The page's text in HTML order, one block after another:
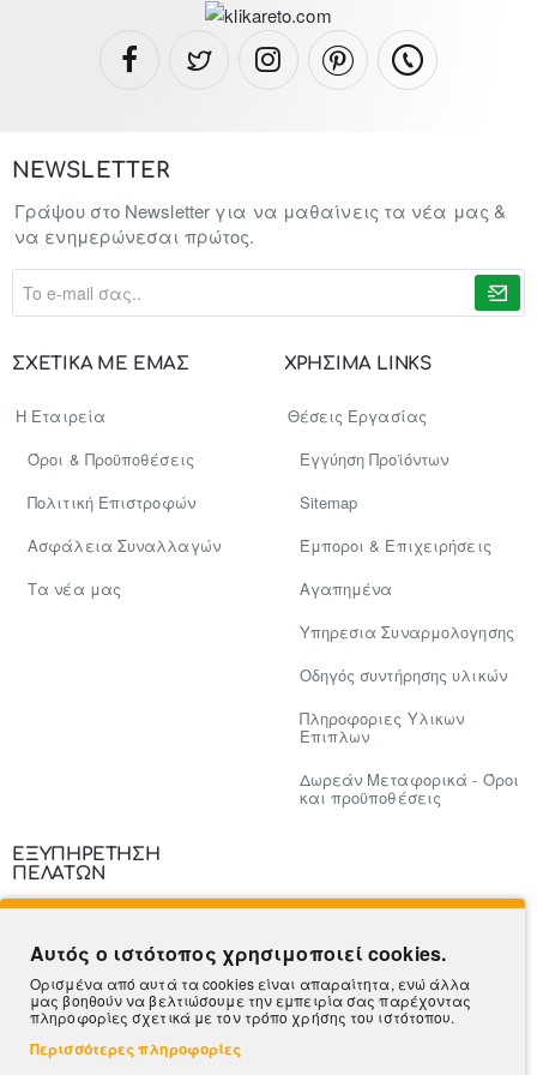
ΣΧΕΤΙΚΑ ΜΕ ΕΜΑΣ
Η Εταιρεία
Όροι & Προϋποθέσεις
Πολιτική Επιστροφών
Ασφάλεια Συναλλαγών
Tα νέα μας
ΧΡΗΣΙΜΑ LINKS
Θέσεις Εργασίας
Εγγύηση Προϊόντων
Sitemap
Έμποροι & Επιχειρήσεις
Αγαπημένα
Υπηρεσια Συναρμολογησης
Οδηγός συντήρησης υλικών
Πληροφοριες Υλικων
Επιπλων
Δωρεάν Μεταφορικά - Όροι
και προϋποθέσεις
ΕΞΥΠΗΡΕΤΗΣΗ
ΠΕΛΑΤΩΝ
Τρόποι Πληρωμής
Πληροφορίες Αποστολής
Ο Λογαριασμός μου
NEWSLETTER
Γράψου στο Newsletter για να μαθαίνεις τα νέα μας &
να ενημερώνεσαι πρώτος.
σας..
Αυτός ο ιστότοπος χρησιμοποιεί cookies.
Ορισμένα από αυτά τα cookies είναι απαραίτητα, ενώ άλλα
μας βοηθούν να βελτιώσουμε την εμπειρία σας παρέχοντας
πληροφορίες σχετικά με τον τρόπο χρήσης του ιστότοπου.
Περισσότερες πληροφορίες